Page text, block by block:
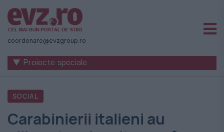
Știri
naționale
internaționale
România
-
coordonare@evzgroup.ro
▼ Proiecte speciale
SOCIAL
Carabinierii italieni au